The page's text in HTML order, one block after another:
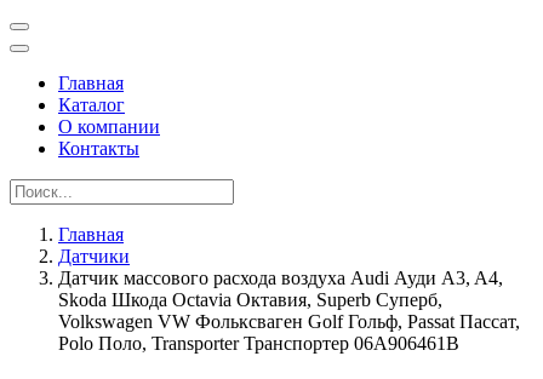
Главная
Каталог
О компании
Контакты
Главная
Датчики
Датчик массового расхода воздуха Audi Ауди A3, A4,
Skoda Шкода Octavia Октавия, Superb Суперб,
Volkswagen VW Фольксваген Golf Гольф, Passat Пассат,
Polo Поло, Transporter Транспортер 06A906461B